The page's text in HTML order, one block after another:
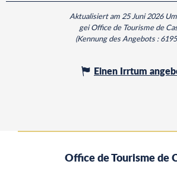
Aktualisiert am 25 Juni 2026
gei Office de Tourisme de
(Kennung des Angebots :
Einen Irrtum
Office de Tourisme de